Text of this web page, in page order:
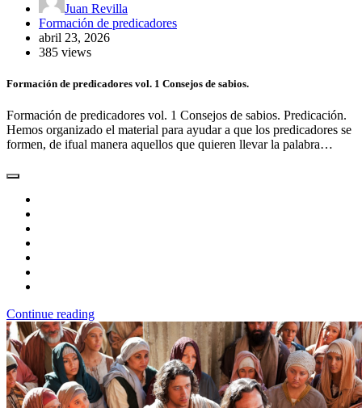
Juan Revilla
Formación de predicadores
abril 23, 2026
385 views
Formación de predicadores vol. 1 Consejos de sabios.
Formación de predicadores vol. 1 Consejos de sabios. Predicación.
Hemos organizado el material para ayudar a que los predicadores se
formen, de ifual manera aquellos que quieren llevar la palabra…
Continue reading